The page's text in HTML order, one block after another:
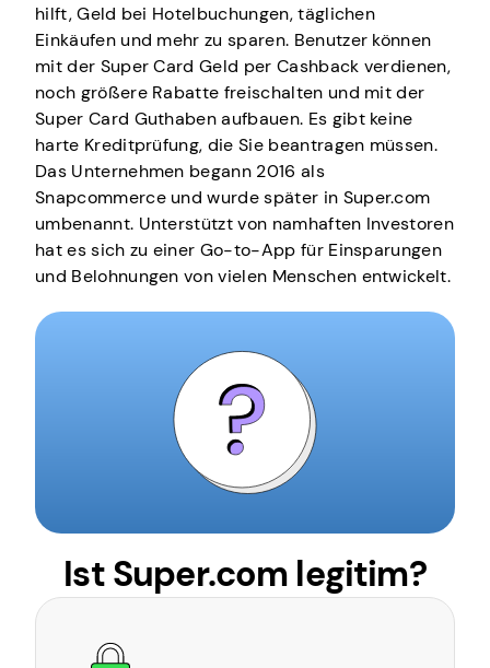
hilft, Geld bei Hotelbuchungen, täglichen
Einkäufen und mehr zu sparen. Benutzer können
mit der Super Card Geld per Cashback verdienen,
noch größere Rabatte freischalten und mit der
Super Card Guthaben aufbauen. Es gibt keine
harte Kreditprüfung, die Sie beantragen müssen.
Das Unternehmen begann 2016 als
Snapcommerce und wurde später in Super.com
umbenannt. Unterstützt von namhaften Investoren
hat es sich zu einer Go-to-App für Einsparungen
und Belohnungen von vielen Menschen entwickelt.
Ist Super.com legitim?